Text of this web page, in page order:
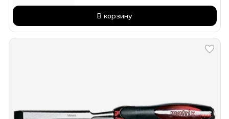
В корзину